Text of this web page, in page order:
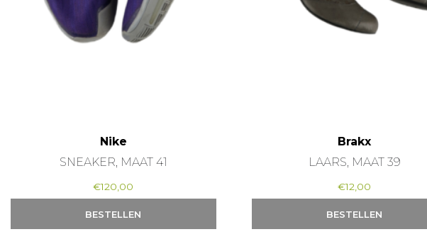
Nike
SNEAKER, MAAT 41
€120,00
BESTELLEN
Brakx
LAARS, MAAT 39
€12,00
BESTELLEN